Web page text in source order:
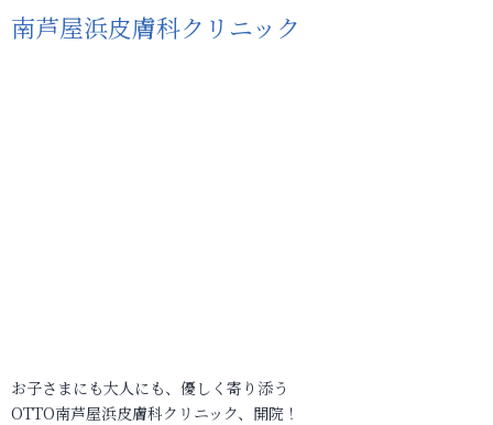
南芦屋浜皮膚科クリニック
お子さまにも大人にも、優しく寄り添う
OTTO南芦屋浜皮膚科クリニック、開院！